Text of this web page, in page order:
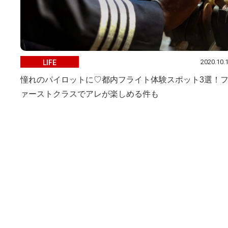
LIFE
憧れのパイロットに♡都内フライト体験スポット3選！フ
ァーストクラスでアレが楽しめる件も